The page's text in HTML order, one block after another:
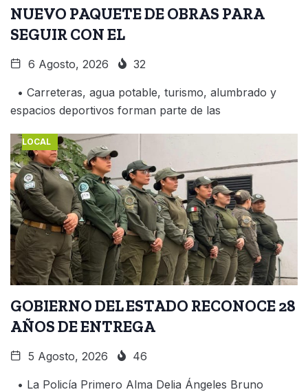
NUEVO PAQUETE DE OBRAS PARA
SEGUIR CON EL
6 Agosto, 2026 32
• Carreteras, agua potable, turismo, alumbrado y
espacios deportivos forman parte de las
LOCAL
GOBIERNO DEL ESTADO RECONOCE 28
AÑOS DE ENTREGA
5 Agosto, 2026 46
• La Policía Primero Alma Delia Ángeles Bruno